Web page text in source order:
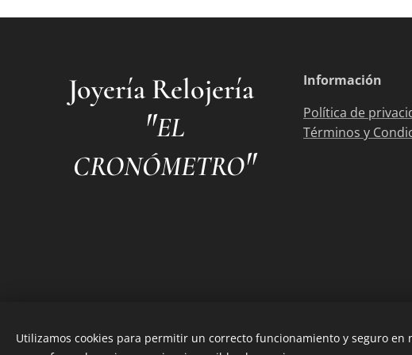
Joyería Relojería
"EL
CRONÓMETRO"
Información
Política de
Términos y
Utilizamos cookies para permitir un correcto funcionamiento y seguro en